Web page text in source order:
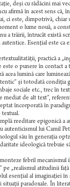
deşi cu rădăcini mai
afirmă în acest sens că,
ci este, dimpotrivă,
o lume nouă, a
a trăirii, întrucât există
Esenţial este ca
practică a
este o punere în contact
lumină care
şi totodată condiţia
sociale etc., trec în
de alt text”,
încorporată în
textual.
reeditare epigonică a
autenticismul lui Camil
său în generaţia
ideologică trebuie
febril mecanismul
„realismul atitudinii
esenţial al imaginaţiei
situaţii paradoxale. În